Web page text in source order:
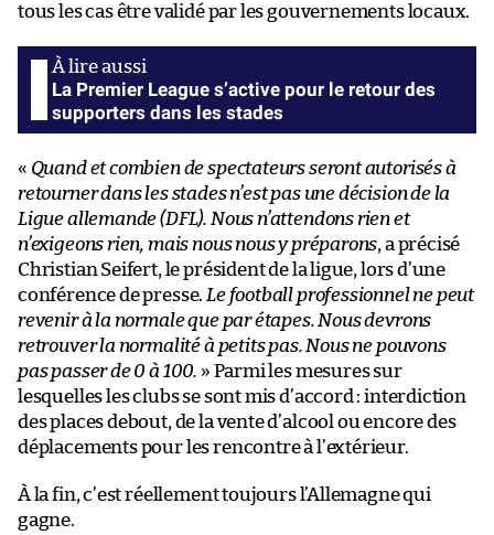
tous les cas être validé par les gouvernements locaux.
La Premier League s’active pour le retour des
supporters dans les stades
« Quand et combien de spectateurs seront autorisés à
retourner dans les stades n’est pas une décision de la
Ligue allemande (DFL). Nous n’attendons rien et
n’exigeons rien, mais nous nous y préparons, a précisé
Christian Seifert, le président de la ligue, lors d’une
conférence de presse. Le football professionnel ne peut
revenir à la normale que par étapes. Nous devrons
retrouver la normalité à petits pas. Nous ne pouvons
pas passer de 0 à 100. » Parmi les mesures sur
lesquelles les clubs se sont mis d’accord : interdiction
des places debout, de la vente d’alcool ou encore des
déplacements pour les rencontre à l’extérieur.
À la fin, c’est réellement toujours l’Allemagne qui
gagne.